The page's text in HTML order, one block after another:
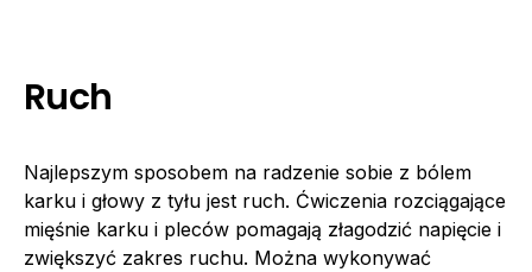
Ruch
Najlepszym sposobem na radzenie sobie z bólem
karku i głowy z tyłu jest ruch. Ćwiczenia rozciągające
mięśnie karku i pleców pomagają złagodzić napięcie i
zwiększyć zakres ruchu. Można wykonywać